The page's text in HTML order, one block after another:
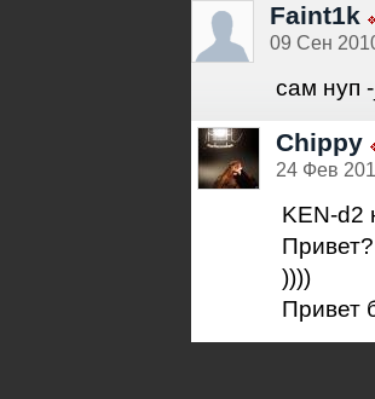
Faint1k
09 Сен
сам нуп
Chippy
24 Фев
KEN-d2
Привет?
))))
Привет